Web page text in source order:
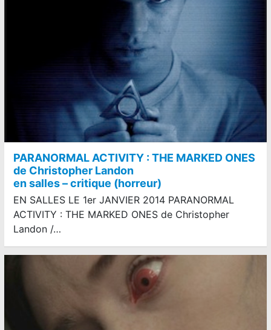
PARANORMAL ACTIVITY : THE MARKED ONES
de Christopher Landon
en salles – critique (horreur)
EN SALLES LE 1er JANVIER 2014 PARANORMAL
ACTIVITY : THE MARKED ONES de Christopher
Landon /…